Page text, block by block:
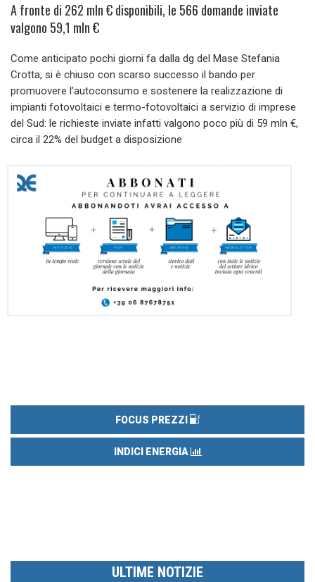
A fronte di 262 mln € disponibili, le 566 domande inviate
valgono 59,1 mln €
Come anticipato pochi giorni fa dalla dg del Mase Stefania
Crotta, si è chiuso con scarso successo il bando per
promuovere l’autoconsumo e sostenere la realizzazione di
impianti fotovoltaici e termo-fotovoltaici a servizio di imprese
del Sud: le richieste inviate infatti valgono poco più di 59 mln €,
circa il 22% del budget a disposizione
FOCUS PREZZI
INDICI ENERGIA
ULTIME NOTIZIE